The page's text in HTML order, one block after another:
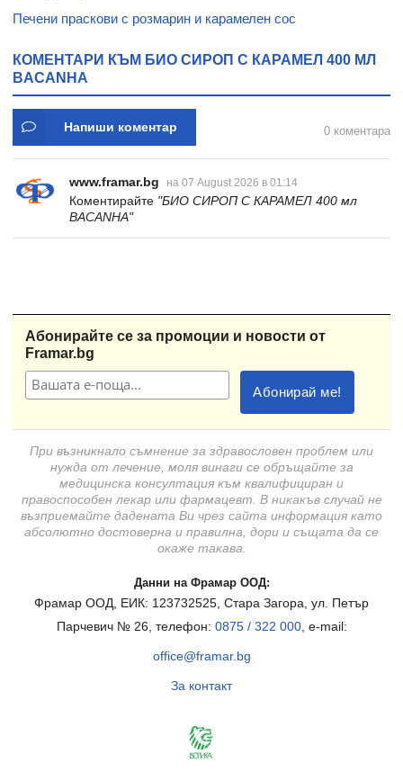
Печени праскови с розмарин и карамелен сос
КОМЕНТАРИ КЪМ БИО СИРОП С КАРАМЕЛ 400 МЛ
BACANHA
Напиши коментар 0 коментара
www.framar.bg на 07 August 2026 в 01:14
Коментирайте "БИО СИРОП С КАРАМЕЛ 400 мл
BACANHA"
Абонирайте се за промоции и новости от
Framar.bg
При възникнало съмнение за здравословен проблем или
нужда от лечение, моля винаги се обръщайте за
медицинска консултация към квалифициран и
правоспособен лекар или фармацевт. В никакъв случай не
възприемайте дадената Ви чрез сайта информация като
абсолютно достоверна и правилна, дори и същата да се
окаже такава.
Данни на Фрамар ООД:
Фрамар ООД, ЕИК: 123732525, Стара Загора, ул. Петър
Парчевич № 26, телефон: 0875 / 322 000, e-mail:
office@framar.bg
За контакт